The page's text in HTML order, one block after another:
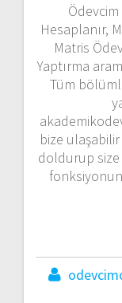
Hesaplanır,
Matris
Yaptırma
Tüm
bize
doldurup size